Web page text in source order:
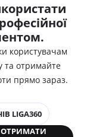
користувачам
та отримайте
прямо зараз.
LIGA360
ОТРИМАТИ